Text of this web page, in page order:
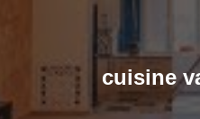
cuisine